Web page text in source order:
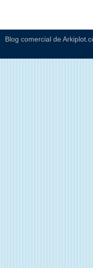
Blog comercial de